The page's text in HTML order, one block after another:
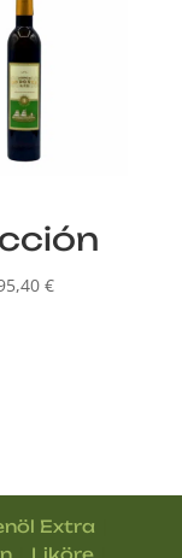
€Preisspanne:
Extra